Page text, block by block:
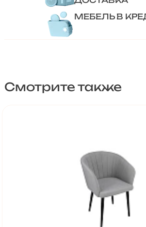
МЕБЕЛЬ В
Смотрите также